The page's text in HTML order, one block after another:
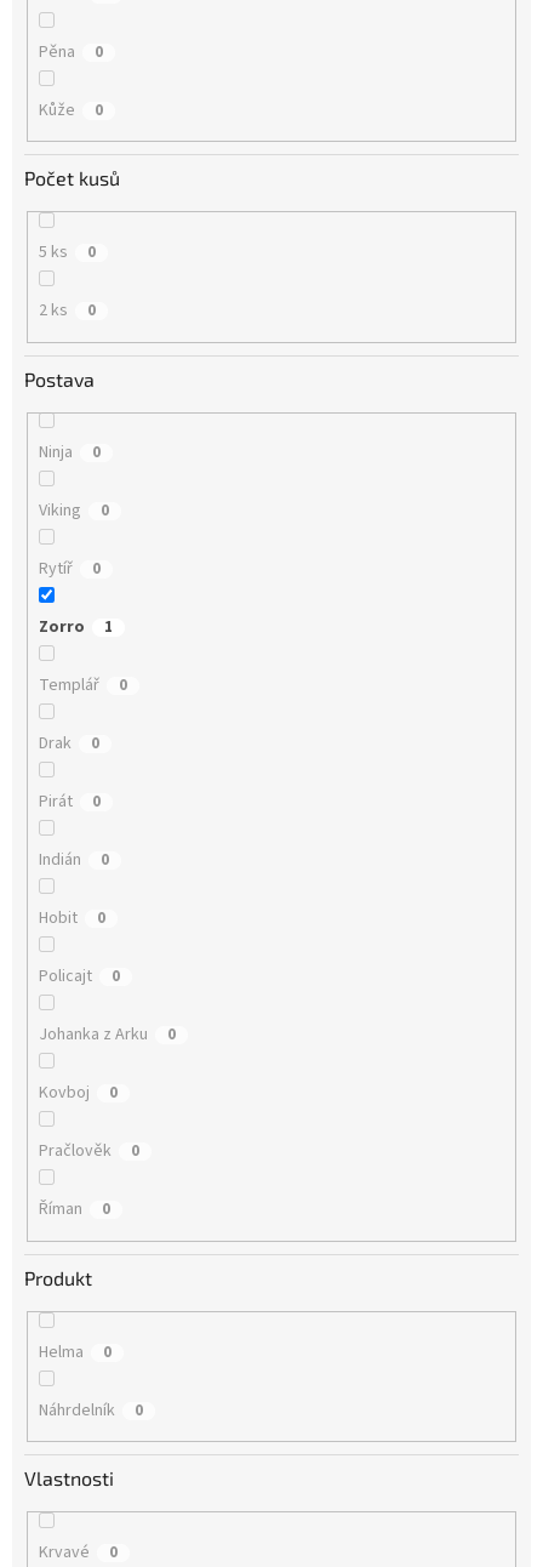
Pěna 0
Kůže 0
Počet kusů
5 ks 0
2 ks 0
Postava
Ninja 0
Viking 0
Rytíř 0
Zorro 1
Templář 0
Drak 0
Pirát 0
Indián 0
Hobit 0
Policajt 0
Johanka z Arku 0
Kovboj 0
Pračlověk 0
Říman 0
Produkt
Helma 0
Náhrdelník 0
Vlastnosti
Krvavé 0